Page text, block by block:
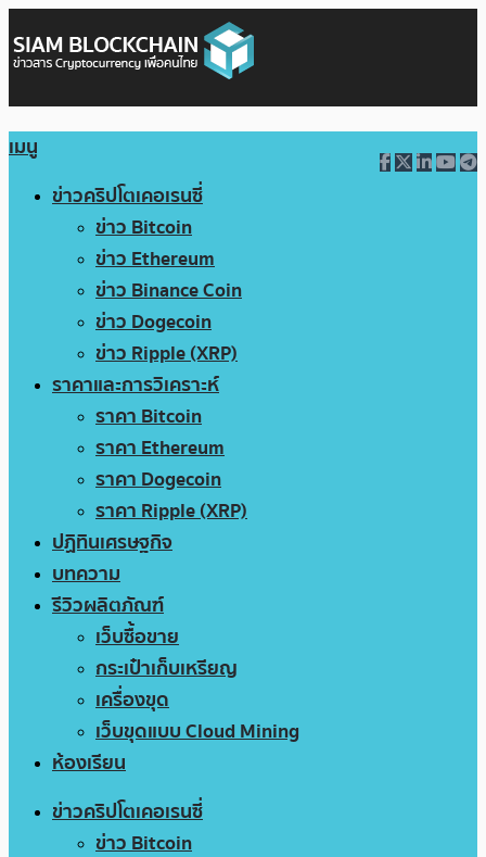
เมนู
ข่าวคริปโตเคอเรนซี่
ข่าว Bitcoin
ข่าว Ethereum
ข่าว Binance Coin
ข่าว Dogecoin
ข่าว Ripple (XRP)
ราคาและการวิเคราะห์
ราคา Bitcoin
ราคา Ethereum
ราคา Dogecoin
ราคา Ripple (XRP)
ปฏิทินเศรษฐกิจ
บทความ
รีวิวผลิตภัณฑ์
เว็บซื้อขาย
กระเป๋าเก็บเหรียญ
เครื่องขุด
เว็บขุดแบบ Cloud Mining
ห้องเรียน
ข่าวคริปโตเคอเรนซี่
ข่าว Bitcoin